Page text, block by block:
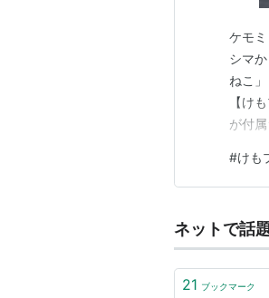
ケモ
シマ
ねこ
【け
が付
【
#けも
ネットで話
21 ブックマーク